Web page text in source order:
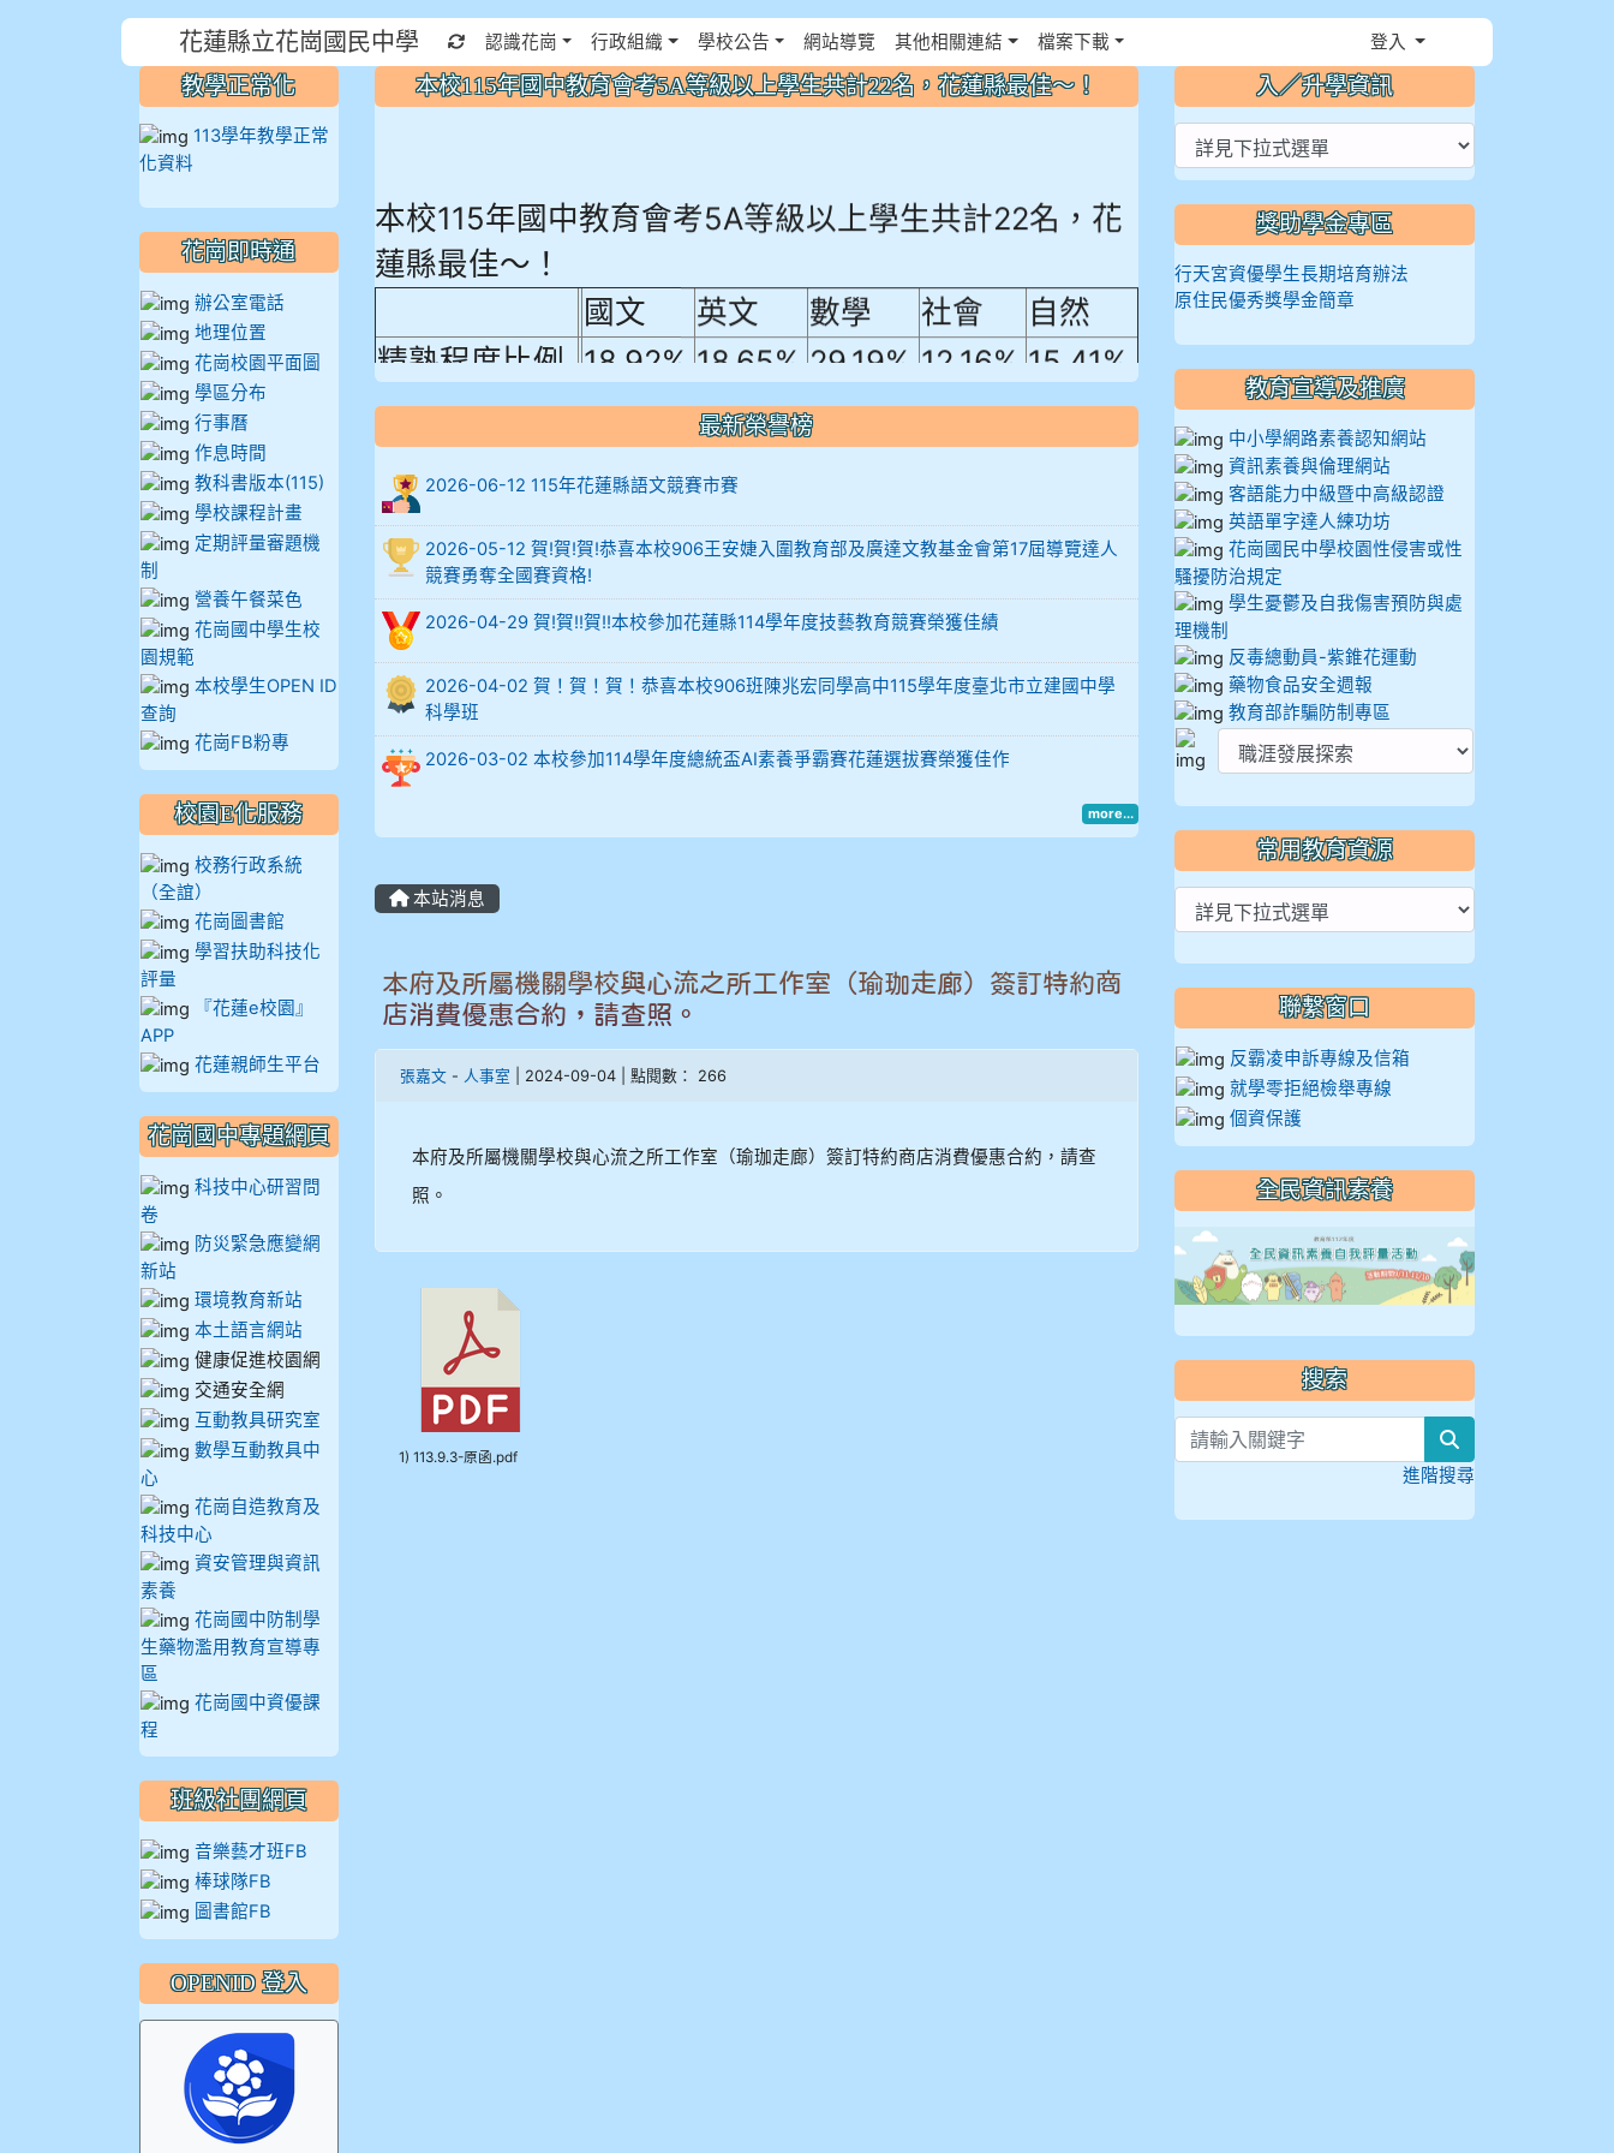
花蓮縣立花崗國民中學 重新取得佈景設定
認識花崗 行政組織 學校公告 網站導覽 其他相關連結 檔案下載 登入
本校115年國中教育會考5A等級以上學生共計22名，花蓮縣最佳～！
本校115年國中教育會考5A等級以上學生共計22名，花
蓮縣最佳～！
國文 英文 數學 社會 自然
精熟程度比例 18.92% 18.65% 29.19% 12.16% 15.41%
912余 嘉 5A10+
914謝佩臻 5A10+
902蘇奕愷
903陳品帆
904彭子庭
905蔣昇和
906江彥臻
907張晏寧
908彭主豪
909林玉楓
910呂芃澔
910溫婕伶
911王祉傑
最新榮譽榜
2026-06-12 115年花蓮縣語文競賽市賽
2026-05-12 賀!賀!賀!恭喜本校906王安婕入圍教育部及廣達文教基金會第17屆導覽達人
競賽勇奪全國賽資格!
2026-04-29 賀!賀!!賀!!本校參加花蓮縣114學年度技藝教育競賽榮獲佳績
2026-04-02 賀！賀！賀！恭喜本校906班陳兆宏同學高中115學年度臺北市立建國中學
科學班
2026-03-02 本校參加114學年度總統盃AI素養爭霸賽花蓮選拔賽榮獲佳作
more...
本站消息
本府及所屬機關學校與心流之所工作室（瑜珈走廊）簽訂特約商
店消費優惠合約，請查照。
張嘉文- 人事室 | 2024-09-04 | 點閱數： 266
本府及所屬機關學校與心流之所工作室（瑜珈走廊）簽訂特約商店消費優惠合約，請查
照。
1) 113.9.3-原函.pdf
教學正常化
113學年教學正常
化資料
花崗即時通
辦公室電話
地理位置
花崗校園平面圖
學區分布
行事曆
作息時間
教科書版本(115)
學校課程計畫
定期評量審題機
制
營養午餐菜色
花崗國中學生校
園規範
本校學生OPEN ID
查詢
花崗FB粉專
校園E化服務
校務行政系統
（全誼）
花崗圖書館
學習扶助科技化
評量
『花蓮e校園』
APP
花蓮親師生平台
花崗國中專題網頁
科技中心研習問
卷
防災緊急應變網
新站
環境教育新站
本土語言網站
健康促進校園網
交通安全網
互動教具研究室
數學互動教具中
心
花崗自造教育及
科技中心
資安管理與資訊
素養
花崗國中防制學
生藥物濫用教育宣導專
區
花崗國中資優課
程
班級社團網頁
音樂藝才班FB
棒球隊FB
圖書館FB
OPENID 登入
入／升學資訊
獎助學金專區
行天宮資優學生長期培育辦法
原住民優秀獎學金簡章
教育宣導及推廣
中小學網路素養認知網站
資訊素養與倫理網站
客語能力中級暨中高級認證
英語單字達人練功坊
花崗國民中學校園性侵害或性
騷擾防治規定
學生憂鬱及自我傷害預防與處
理機制
反毒總動員-紫錐花運動
藥物食品安全週報
教育部詐騙防制專區
常用教育資源
聯繫窗口
反霸凌申訴專線及信箱
就學零拒絕檢舉專線
個資保護
全民資訊素養
搜索
進階搜尋